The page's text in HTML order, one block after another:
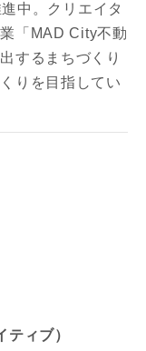
中。クリエイタ
「MAD City不動
するまちづくり
りを目指してい
ィブ）